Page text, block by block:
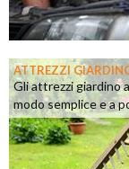
ATTREZZI
Gli attrezzi giardino
modo semplice e a